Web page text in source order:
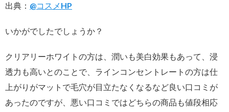
出典： @コスメHP
いかがでしたでしょうか？
クリアリーホワイトの方は、潤いも美白効果もあって、浸
透力も高いとのことで、ラインコンセントレートの方は仕
上がりがマットで毛穴が目立たなくなるなど良い口コミが
あったのですが、悪い口コミではどちらの商品も値段相応